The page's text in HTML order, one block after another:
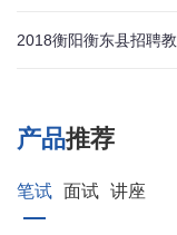
2018衡阳衡东县招聘
产品推荐
笔试 面试 讲座